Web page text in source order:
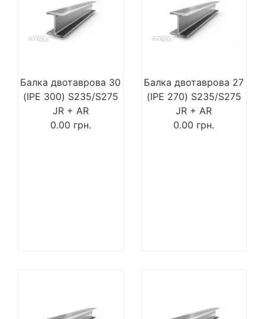
Балка двотаврова 30
(IPE 300) S235/S275
JR + AR
0.00 грн.
Балка двотаврова 27
(IPE 270) S235/S275
JR + AR
0.00 грн.